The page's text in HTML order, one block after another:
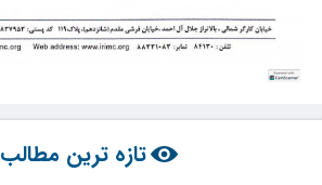
تازه ترین مطالب